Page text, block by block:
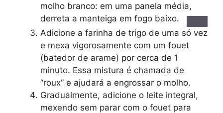
molho branco: em uma panela média,
derreta a manteiga em fogo baixo.
Adicione a farinha de trigo de uma só vez
e mexa vigorosamente com um fouet
(batedor de arame) por cerca de 1
minuto. Essa mistura é chamada de
“roux” e ajudará a engrossar o molho.
Gradualmente, adicione o leite integral,
mexendo sem parar com o fouet para